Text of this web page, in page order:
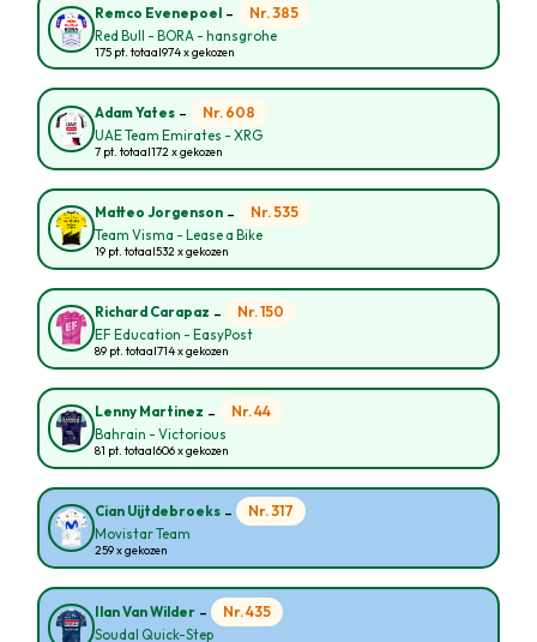
Remco Evenepoel - Nr. 385
Red Bull - BORA - hansgrohe
175 pt. totaal974 x gekozen
Adam Yates - Nr. 608
UAE Team Emirates - XRG
7 pt. totaal172 x gekozen
Matteo Jorgenson - Nr. 535
Team Visma - Lease a Bike
19 pt. totaal532 x gekozen
Richard Carapaz - Nr. 150
EF Education - EasyPost
89 pt. totaal714 x gekozen
Lenny Martinez - Nr. 44
Bahrain - Victorious
81 pt. totaal606 x gekozen
Cian Uijtdebroeks - Nr. 317
Movistar Team
259 x gekozen
Ilan Van Wilder - Nr. 435
Soudal Quick-Step